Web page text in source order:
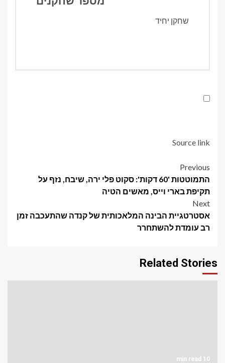
שחקן יחיד
Source link
Post
navigation
Previous
התמוטטות '60 דקות': סקוט פלי ירה, שיבח, נזף על
תקיפת בארי וייס, מאשים הטיה
Next
אסטרטגיית הבינה המלאכותית של קנדה שהתעכבה זמן
רב עומדת להשתחרר
Related Stories
10 min read